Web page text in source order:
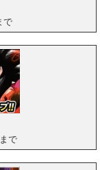
で
で